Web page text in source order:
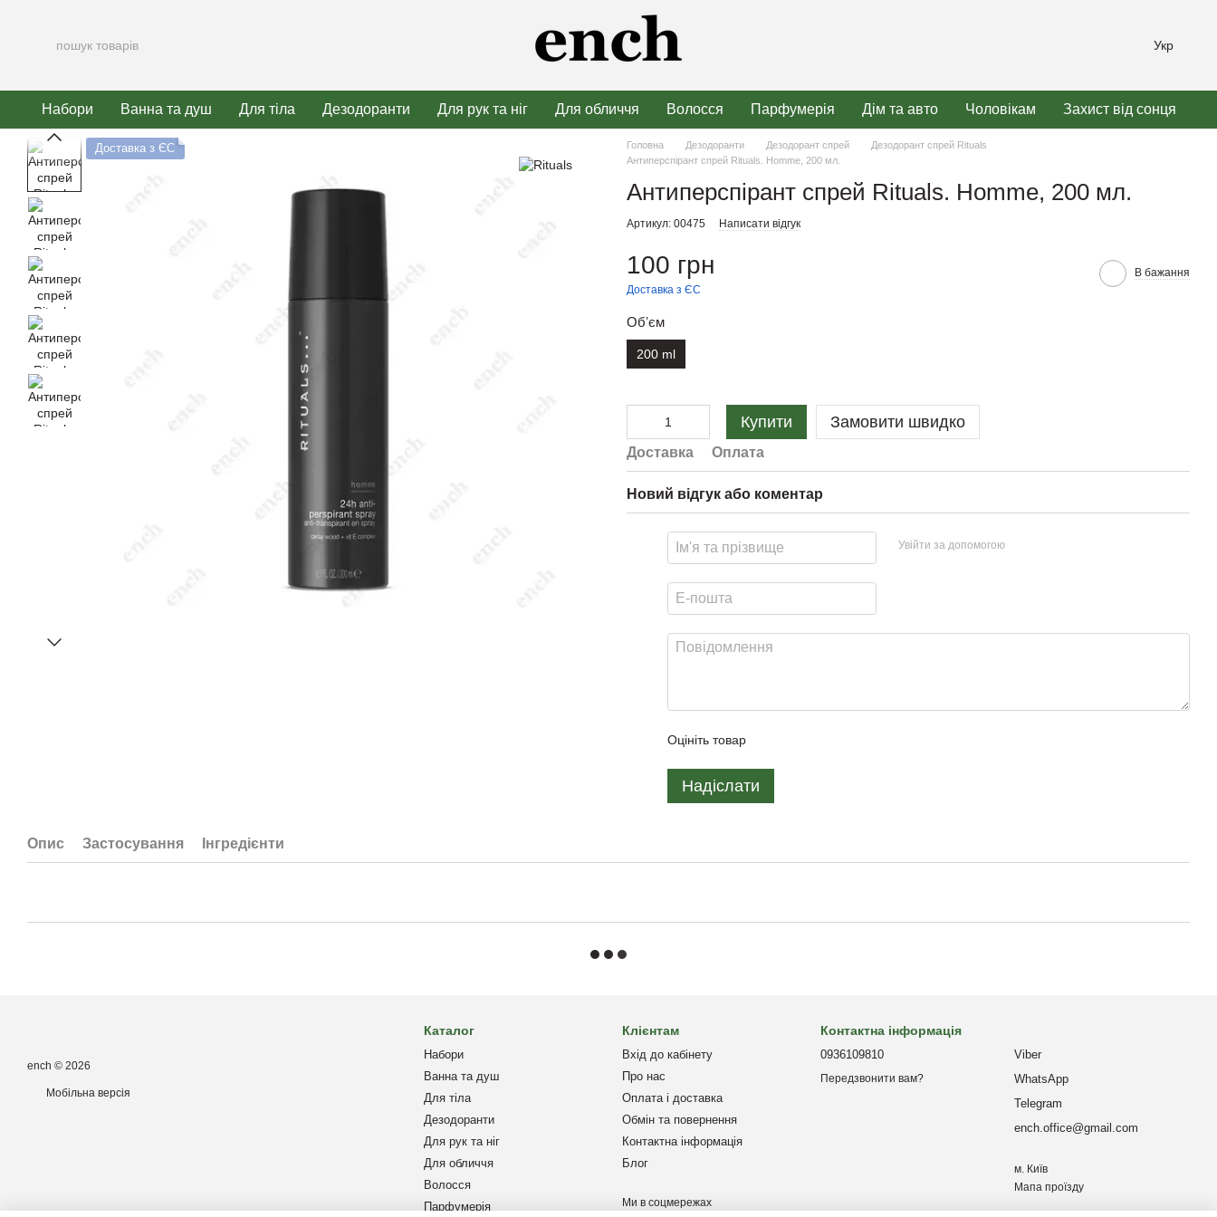
Укр
Набори Ванна та душ Для тіла Дезодоранти Для рук та ніг Для обличчя Волосся Парфумерія Дім та авто Чоловікам Захист від сонця
Доставка з ЄС Головна Дезодоранти Дезодорант спрей
Дезодорант спрей Rituals
Антиперспірант спрей Rituals. Homme, 200 мл.
Антиперспірант спрей Rituals. Homme, 200 мл.
Артикул: 00475 Написати відгук
100 грн
Доставка з ЄС
В бажання
Обʼєм
200 ml
Купити Замовити швидко
Доставка Оплата
Новий відгук або коментар
Увійти за допомогою
Оцініть товар
Надіслати
Опис Застосування Інгредієнти
ench © 2026
Мобільна версія
Каталог
Набори
Ванна та душ
Для тіла
Дезодоранти
Для рук та ніг
Для обличчя
Волосся
Парфумерія
Клієнтам
Вхід до кабінету
Про нас
Оплата і доставка
Обмін та повернення
Контактна інформація
Блог
Ми в соцмережах
Контактна інформація
0936109810
Передзвонити вам?
Viber
WhatsApp
Telegram
ench.office@gmail.com
м. Київ
Мапа проїзду